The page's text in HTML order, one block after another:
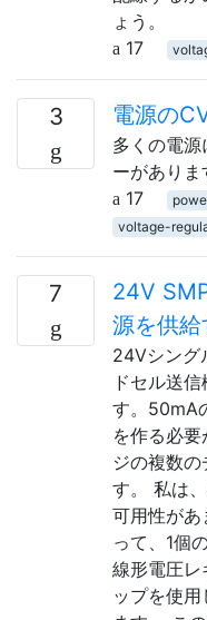
ょう。
17
3 電源の
多くの電
ーがありま
17
voltage-
7
24V
源を供
24Vシング
ドセル送
す。50mA
を作る必
ジの複数
す。 私は
可用性があ
って、1個
線形電圧レ
ップを使